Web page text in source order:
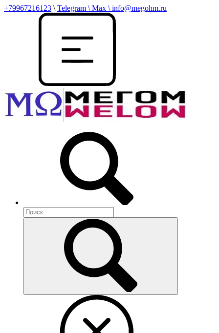
+79967216123 \ Telegram \ Max \ info@megohm.ru